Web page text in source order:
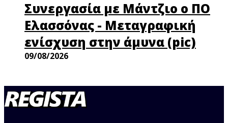
Συνεργασία με Μάντζιο ο ΠΟ
Ελασσόνας - Μεταγραφική
ενίσχυση στην άμυνα (pic)
09/08/2026